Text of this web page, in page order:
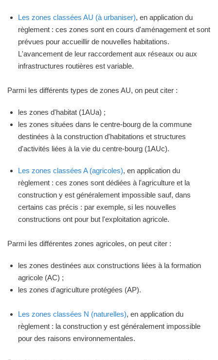
Les zones classées AU (à urbaniser), en application du
règlement : ces zones sont en cours d'aménagement et sont
prévues pour accueillir de nouvelles habitations.
L'avancement de leur raccordement aux réseaux ou aux
infrastructures routières est variable.
Parmi les différents types de zones AU, on peut citer :
les zones d'habitat (1AUa) ;
les zones situées dans le centre-bourg de la commune
destinées à la construction d'habitations et structures
d'activités liées à la vie du centre-bourg (1AUc).
Les zones classées A (agricoles), en application du
règlement : ces zones sont dédiées à l'agriculture et la
construction y est généralement impossible sauf, dans
certains cas précis : par exemple, si les nouvelles
constructions ont pour but l'exploitation agricole.
Parmi les différentes zones agricoles, on peut citer :
les zones destinées aux constructions liées à la formation
agricole (AC) ;
les zones d'agriculture protégées (AP).
Les zones classées N (naturelles), en application du
règlement : la construction y est généralement impossible
pour des raisons environnementales.